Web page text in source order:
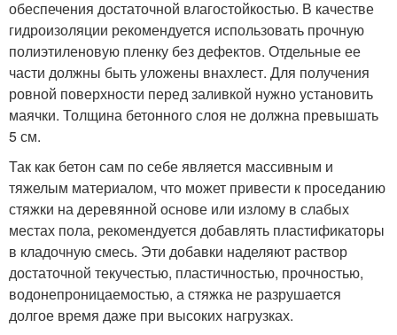
обеспечения достаточной влагостойкостью. В качестве
гидроизоляции рекомендуется использовать прочную
полиэтиленовую пленку без дефектов. Отдельные ее
части должны быть уложены внахлест. Для получения
ровной поверхности перед заливкой нужно установить
маячки. Толщина бетонного слоя не должна превышать
5 см.
Так как бетон сам по себе является массивным и
тяжелым материалом, что может привести к проседанию
стяжки на деревянной основе или излому в слабых
местах пола, рекомендуется добавлять пластификаторы
в кладочную смесь. Эти добавки наделяют раствор
достаточной текучестью, пластичностью, прочностью,
водонепроницаемостью, а стяжка не разрушается
долгое время даже при высоких нагрузках.